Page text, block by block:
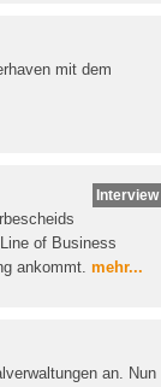
mit dem
Interview
of Business
ankommt. mehr...
an. Nun